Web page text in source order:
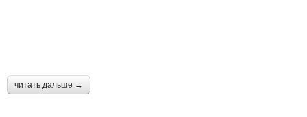
читать дальше →